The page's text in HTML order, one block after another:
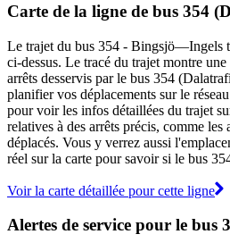
Carte de la ligne de bus 354
Le trajet du bus 354 - Bingsjö—Ingels
ci-dessus. Le tracé du trajet montre
arrêts desservis par le bus 354
planifier vos déplacements sur le
pour voir les infos détaillées du trajet
relatives à des arrêts précis, comme les
déplacés. Vous y verrez aussi
réel sur la carte pour savoir si le bus
Voir la carte détaillée pour cette ligne
Alertes de service pour le bus